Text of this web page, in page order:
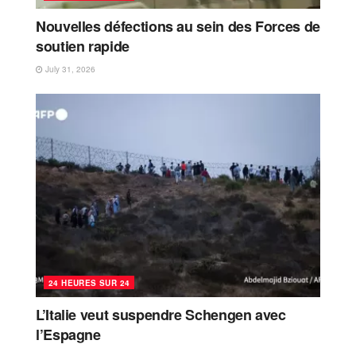
Nouvelles défections au sein des Forces de
soutien rapide
July 31, 2026
24 HEURES SUR 24
L’Italie veut suspendre Schengen avec
l’Espagne